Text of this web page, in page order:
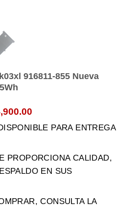
916811-855 Nueva
El
actualPARA ENTREGA
PROPORCIONA CALIDAD,
EN SUS
CONSULTA LA